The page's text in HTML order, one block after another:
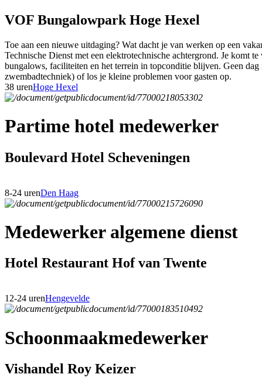
VOF Bungalowpark Hoge Hexel
Toe aan een nieuwe uitdaging? Wat dacht je van werken op een
Technische Dienst met een elektrotechnische achtergrond. Je komt
bungalows, faciliteiten en het terrein in topconditie blijven. Geen
zwembadtechniek) of los je kleine problemen voor gasten op.
38 urenHoge Hexel
Partime hotel medewerker
Boulevard Hotel Scheveningen
8-24 urenDen Haag
Medewerker algemene dienst
Hotel Restaurant Hof van Twente
12-24 urenHengevelde
Schoonmaakmedewerker
Vishandel Roy Keizer